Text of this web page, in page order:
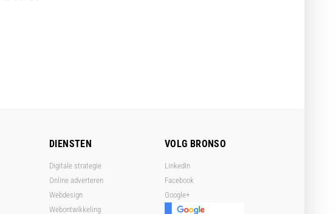
DIENSTEN
Digitale strategie
Online adverteren
Webdesign
Webontwikkeling
VOLG BRONSO
LinkedIn
Facebook
Google+